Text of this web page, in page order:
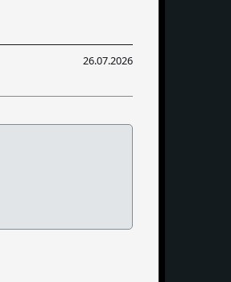
26.07.2026